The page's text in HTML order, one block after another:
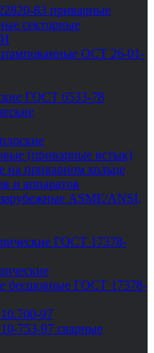
83 приварные
секторные
ОСТ 26-01-
ГОСТ 6533-78
(приварные встык)
приварном кольце
и аппаратов
ASME/ANSI,
ГОСТ 17378-
бесшовные ГОСТ 17378-
97
753-97 сварные